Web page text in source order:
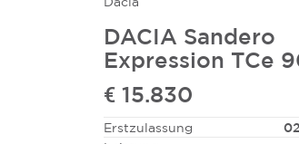
DACIA Sandero
Expression TCe
€ 15.830
Erstzulassung